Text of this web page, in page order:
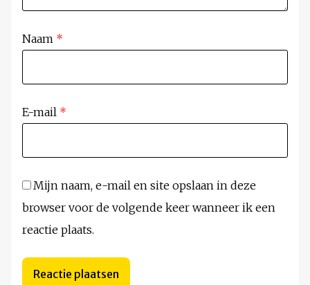
Naam *
E-mail *
Mijn naam, e-mail en site opslaan in deze
browser voor de volgende keer wanneer ik een
reactie plaats.